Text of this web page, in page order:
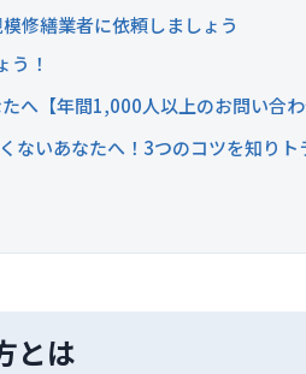
修繕業者に依頼しましょう
！
へ【年間1,000人以上のお問い合
ないあなたへ！3つのコツを知り
とは